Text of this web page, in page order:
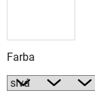
Farba